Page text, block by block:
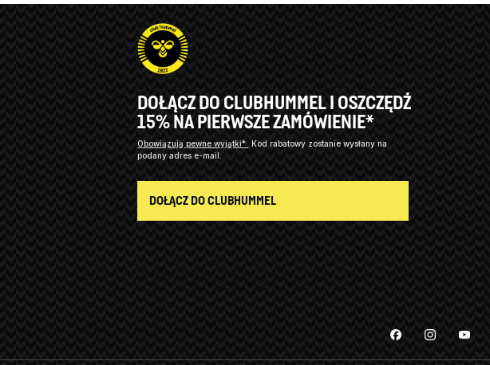
DOŁĄCZ DO CLUBHUMMEL I OSZCZĘDŹ
15% NA PIERWSZE ZAMÓWIENIE*
Obowiązują pewne wyjątki*
Kod rabatowy zostanie wysłany na
podany adres e-mail.
DOŁĄCZ DO CLUBHUMMEL